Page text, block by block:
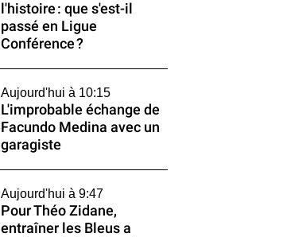
l'histoire : que s'est-il
passé en Ligue
Conférence ?
Aujourd'hui à 10:15
L'improbable échange de
Facundo Medina avec un
garagiste
Aujourd'hui à 9:47
Pour Théo Zidane,
entraîner les Bleus a